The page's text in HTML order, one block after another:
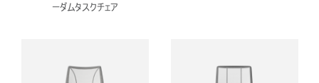
あなたの場所を選択してください
ーダムタスクチェア